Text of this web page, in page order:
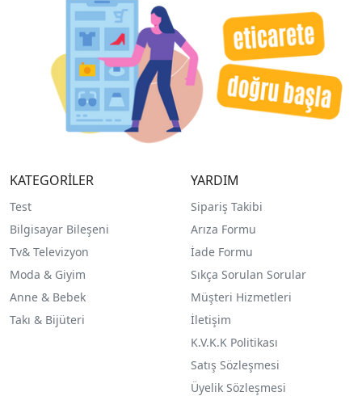
KATEGORİLER
Test
Bilgisayar Bileşeni
Tv& Televizyon
Moda & Giyim
Anne & Bebek
Takı & Bijüteri
YARDIM
Sipariş Takibi
Arıza Formu
İade Formu
Sıkça Sorulan Sorular
Müşteri Hizmetleri
İletişim
K.V.K.K Politikası
Satış Sözleşmesi
Üyelik Sözleşmesi